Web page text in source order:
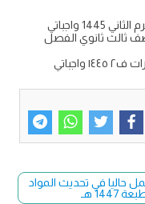
واجباتي
ثالث ثانوي الفصل
حاليا في تحديث المواد
هـ